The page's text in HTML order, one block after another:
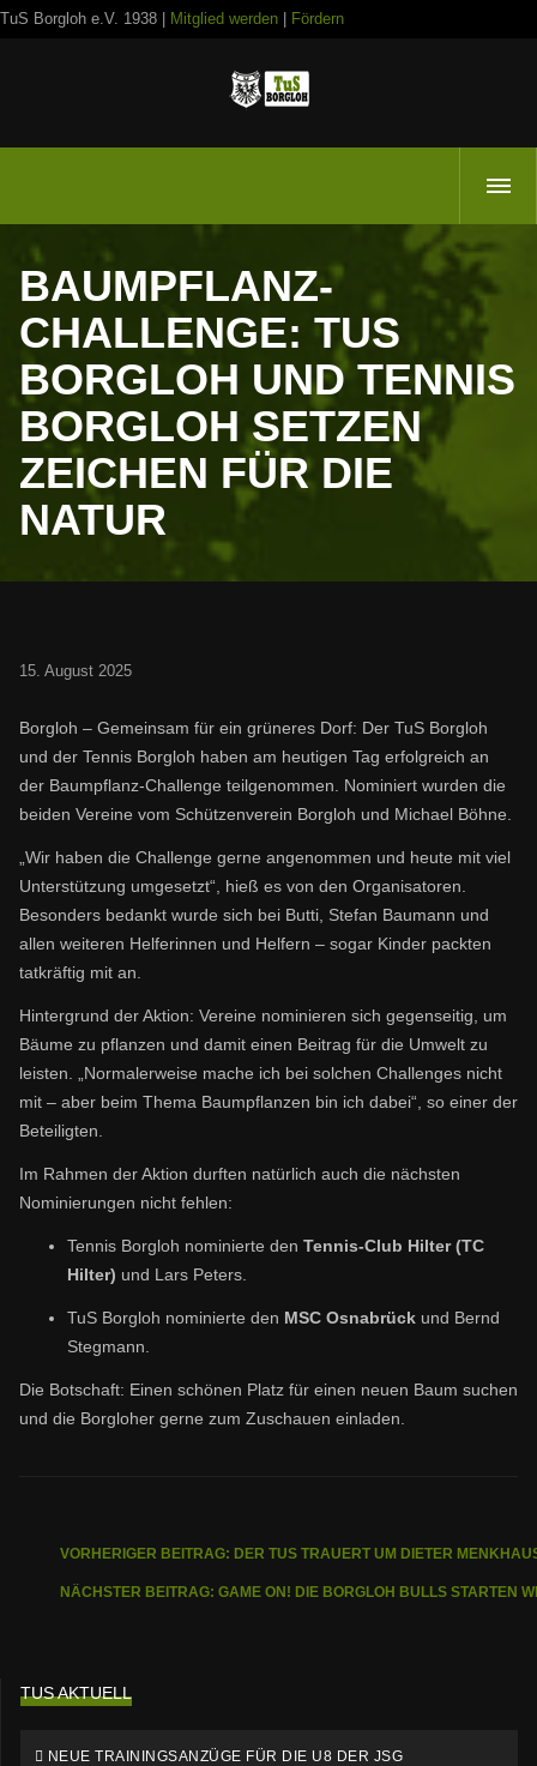
TuS Borgloh e.V. 1938 | Mitglied werden Fördern
BAUMPFLANZ-
CHALLENGE: TUS
BORGLOH UND TENNIS
BORGLOH SETZEN
ZEICHEN FÜR DIE
NATUR
15. August 2025
Borgloh – Gemeinsam für ein grüneres Dorf: Der TuS Borgloh
und der Tennis Borgloh haben am heutigen Tag erfolgreich an
der Baumpflanz-Challenge teilgenommen. Nominiert wurden die
beiden Vereine vom Schützenverein Borgloh und Michael Böhne.
„Wir haben die Challenge gerne angenommen und heute mit viel
Unterstützung umgesetzt“, hieß es von den Organisatoren.
Besonders bedankt wurde sich bei Butti, Stefan Baumann und
allen weiteren Helferinnen und Helfern – sogar Kinder packten
tatkräftig mit an.
Hintergrund der Aktion: Vereine nominieren sich gegenseitig, um
Bäume zu pflanzen und damit einen Beitrag für die Umwelt zu
leisten. „Normalerweise mache ich bei solchen Challenges nicht
mit – aber beim Thema Baumpflanzen bin ich dabei“, so einer der
Beteiligten.
Im Rahmen der Aktion durften natürlich auch die nächsten
Nominierungen nicht fehlen:
Tennis Borgloh nominierte den Tennis-Club Hilter (TC
Hilter) und Lars Peters.
TuS Borgloh nominierte den MSC Osnabrück und Bernd
Stegmann.
Die Botschaft: Einen schönen Platz für einen neuen Baum suchen
und die Borgloher gerne zum Zuschauen einladen.
VORHERIGER BEITRAG: DER TUS TRAUERT UM DIETER
NÄCHSTER BEITRAG: GAME ON! DIE BORGLOH BULLS STARTEN
TUS AKTUELL
NEUE TRAININGSANZÜGE FÜR DIE U8 DER JSG